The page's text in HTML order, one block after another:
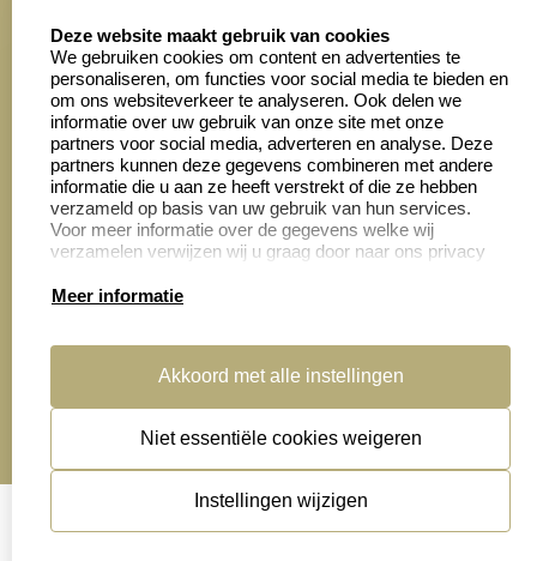
4028 beoordelingen
Zakelijk:
Aanvraag op maat
Cadeaubonnen
Klantenservice:
Contact opnemen
Veelgestelde vragen
Retourneren
handleidingen
algemene voorwaarden
disclaimer
Cookies resetten
© copyright 2026
Deze website maakt gebruik van cookies
We gebruiken cookies om content en advertenties te
personaliseren, om functies voor social media te bieden en
om ons websiteverkeer te analyseren. Ook delen we
informatie over uw gebruik van onze site met onze
partners voor social media, adverteren en analyse. Deze
partners kunnen deze gegevens combineren met andere
informatie die u aan ze heeft verstrekt of die ze hebben
verzameld op basis van uw gebruik van hun services.
Voor meer informatie over de gegevens welke wij
verzamelen verwijzen wij u graag door naar ons privacy
Meer informatie
Akkoord met alle instellingen
Niet essentiële cookies weigeren
Instellingen wijzigen